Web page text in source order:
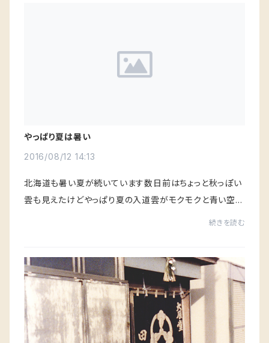
やっぱり夏は暑い
2016/08/12 14:13
北海道も暑い夏が続いています数日前はちょっと秋っぽい
雲も見えたけどやっぱり夏の入道雲がモクモクと青い空に
続きを読む